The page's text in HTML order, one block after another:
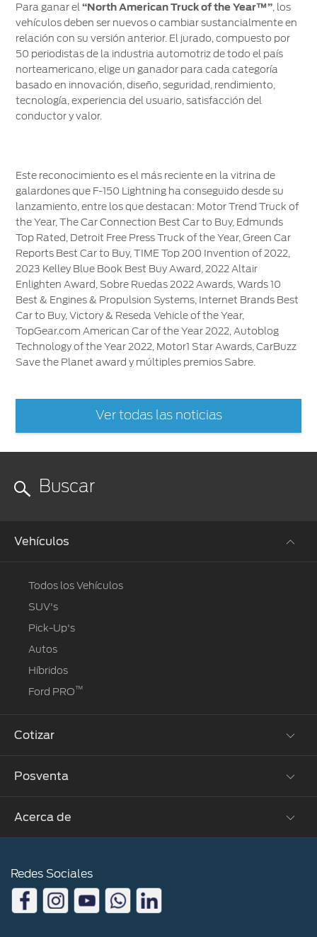
Para ganar el“North American Truck of the Year™” , los
vehículos deben ser nuevos o cambiar sustancialmente en
relación con su versión anterior. El jurado, compuesto por
50 periodistas de la industria automotriz de todo el país
norteamericano, elige un ganador para cada categoría
basado en innovación, diseño, seguridad, rendimiento,
tecnología, experiencia del usuario, satisfacción del
conductor y valor.
Este reconocimiento es el más reciente en la vitrina de
galardones que F-150 Lightning ha conseguido desde su
lanzamiento, entre los que destacan: Motor Trend Truck of
the Year, The Car Connection Best Car to Buy, Edmunds
Top Rated, Detroit Free Press Truck of the Year, Green Car
Reports Best Car to Buy, TIME Top 200 Invention of 2022,
2023 Kelley Blue Book Best Buy Award, 2022 Altair
Enlighten Award, Sobre Ruedas 2022 Awards, Wards 10
Best & Engines & Propulsion Systems, Internet Brands Best
Car to Buy, Victory & Reseda Vehicle of the Year,
TopGear.com American Car of the Year 2022, Autoblog
Technology of the Year 2022, Motor1 Star Awards, CarBuzz
Save the Planet award y múltiples premios Sabre.
Ver todas las noticias
Vehículos
Todos los Vehículos
SUV's
Pick-Up's
Autos
Híbridos
Ford PRO™
Cotizar
Solicitar cotización
Posventa
Propietarios Ford
Agendamiento Online
Programa de mantenimiento
Acerca de
Noticias del Mundo
Redes Sociales